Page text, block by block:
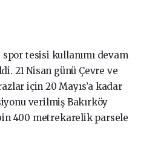
tesisi kullanımı devam
21 Nisan günü Çevre ve
için 20 Mayıs’a kadar
verilmiş Bakırköy
400 metrekarelik parsele